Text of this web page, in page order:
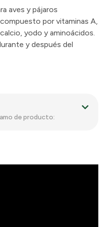
aves y pájaros
por vitaminas A,
yodo y aminoácidos.
y después del
de producto: